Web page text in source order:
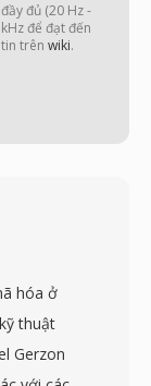
đủ (20 Hz -
để đạt đến
trên wiki.
hóa ở
thuật
Gerzon